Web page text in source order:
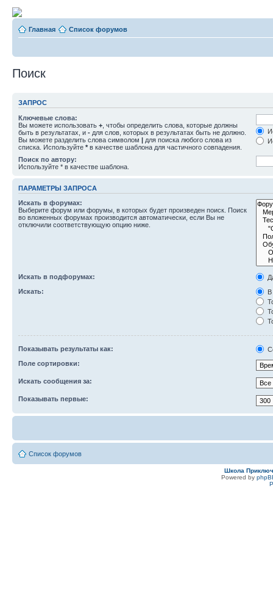
Главная Список форумов
Поиск
ЗАПРОС
Ключевые слова:
Вы можете использовать + , чтобы определить слова, которые должны
быть в результатах, и - для слов, которых в результатах быть не должно.
Вы можете разделить слова символом | для поиска любого слова из
списка. Используйте * в качестве шаблона для частичного совпадения.
Поиск по автору:
Используйте * в качестве шаблона.
ПАРАМЕТРЫ ЗАПРОСА
Искать в форумах:
Выберите форум или форумы, в которых будет произведен поиск. Поиск
во вложенных форумах производится автоматически, если Вы не
отключили соответствующую опцию ниже.
Искать в подфорумах:
Искать:
В
Показывать результаты как:
Поле сортировки:
Искать сообщения за:
Показывать первые:
Список форумов
Школа
Powered by